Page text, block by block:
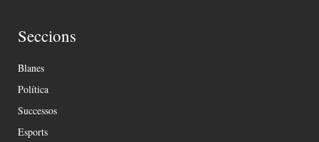
Seccions
Blanes
Política
Successos
Esports